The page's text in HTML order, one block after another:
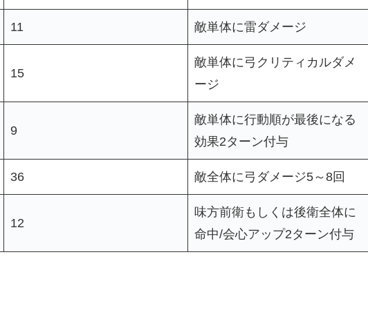
11 敵単体に雷ダメージ
15
敵単体に弓クリティカルダメ
ージ
9
敵単体に行動順が最後になる
効果2ターン付与
36 敵全体に弓ダメージ5～8回
12
味方前衛もしくは後衛全体に
命中/会心アップ2ターン付与